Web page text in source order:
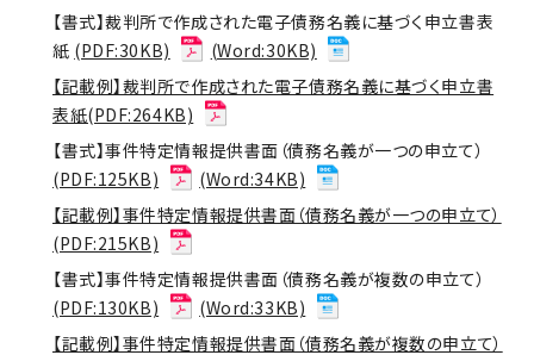
【書式】裁判所で作成された電子債務名義に基づく申立書表
紙 (PDF:30KB)
(Word:30KB)
【記載例】裁判所で作成された電子債務名義に基づく申立書
表紙(PDF:264KB)
【書式】事件特定情報提供書面（債務名義が一つの申立て）
(PDF:125KB)
(Word:34KB)
【記載例】事件特定情報提供書面（債務名義が一つの申立て）
(PDF:215KB)
【書式】事件特定情報提供書面（債務名義が複数の申立て）
(PDF:130KB)
(Word:33KB)
【記載例】事件特定情報提供書面（債務名義が複数の申立て）